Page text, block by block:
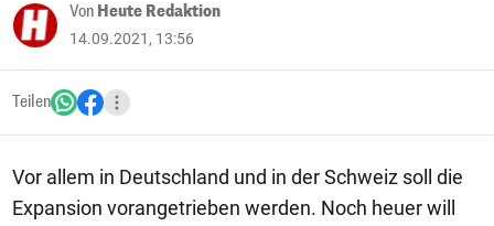
Von Heute Redaktion
14.09.2021, 13:56
Teilen
Vor allem in Deutschland und in der Schweiz soll die
Expansion vorangetrieben werden. Noch heuer will